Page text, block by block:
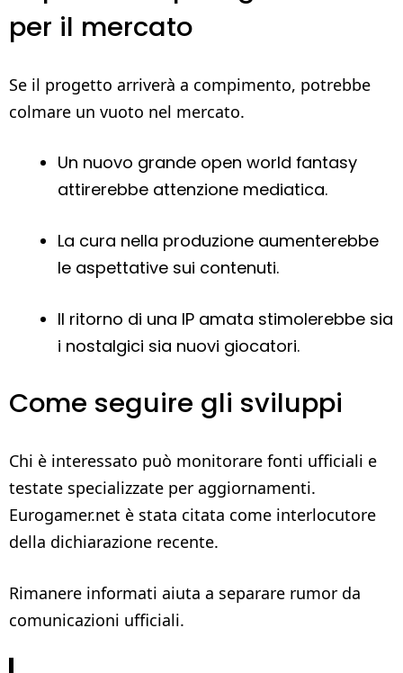
per il mercato
Se il progetto arriverà a compimento, potrebbe
colmare un vuoto nel mercato.
Un nuovo grande open world fantasy
attirerebbe attenzione mediatica.
La cura nella produzione aumenterebbe
le aspettative sui contenuti.
Il ritorno di una IP amata stimolerebbe sia
i nostalgici sia nuovi giocatori.
Come seguire gli sviluppi
Chi è interessato può monitorare fonti ufficiali e
testate specializzate per aggiornamenti.
Eurogamer.net è stata citata come interlocutore
della dichiarazione recente.
Rimanere informati aiuta a separare rumor da
comunicazioni ufficiali.